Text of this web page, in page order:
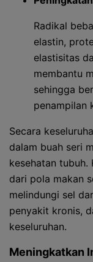
Radikal
elastin,
elastisitas
membantu
sehingga
penampilan
Secara
dalam buah seri
kesehatan tubuh.
dari pola makan
melindungi sel
penyakit kronis,
keseluruhan.
Meningkatkan